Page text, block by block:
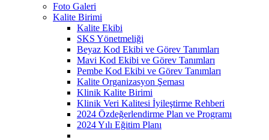
Foto Galeri
Kalite Birimi
Kalite Ekibi
SKS Yönetmeliği
Beyaz Kod Ekibi ve Görev Tanımları
Mavi Kod Ekibi ve Görev Tanımları
Pembe Kod Ekibi ve Görev Tanımları
Kalite Organizasyon Şeması
Klinik Kalite Birimi
Klinik Veri Kalitesi İyileştirme Rehberi
2024 Özdeğerlendirme Plan ve Programı
2024 Yılı Eğitim Planı